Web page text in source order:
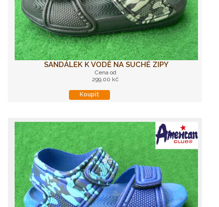
SANDÁLEK K VODĚ NA SUCHÉ ZIPY
Cena od
299,00 kč
Koupit